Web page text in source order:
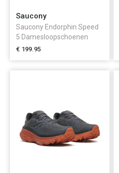
Saucony
Saucony Endorphin Speed
5 Damesloopschoenen
€ 199.95